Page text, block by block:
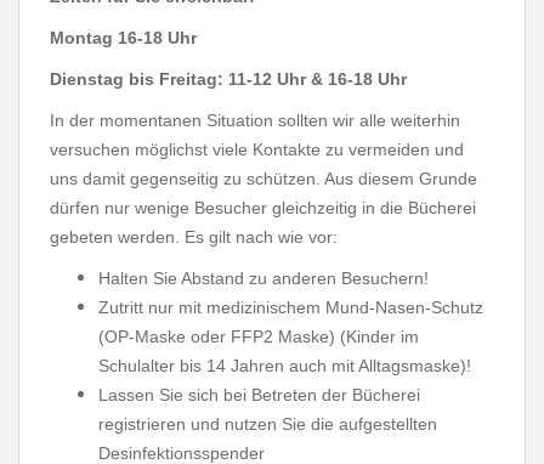
Montag 16-18 Uhr
Dienstag bis Freitag: 11-12 Uhr & 16-18 Uhr
In der momentanen Situation sollten wir alle weiterhin
versuchen möglichst viele Kontakte zu vermeiden und
uns damit gegenseitig zu schützen. Aus diesem Grunde
dürfen nur wenige Besucher gleichzeitig in die Bücherei
gebeten werden. Es gilt nach wie vor:
Halten Sie Abstand zu anderen Besuchern!
Zutritt nur mit medizinischem Mund-Nasen-Schutz
(OP-Maske oder FFP2 Maske) (Kinder im
Schulalter bis 14 Jahren auch mit Alltagsmaske)!
Lassen Sie sich bei Betreten der Bücherei
registrieren und nutzen Sie die aufgestellten
Desinfektionsspender